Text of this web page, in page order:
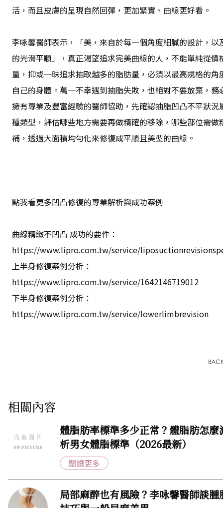
活，而且皮膚的呈現自然回彈，更加緊實、曲線更好看。
李咏馨醫師表示，「美，來自於每一個角度細膩的設計，以
的光滑平順」，真正渴望追求完美曲線的人，不能單純從價
量，抑或一昧追求抽取越多的脂肪量，必須以最高規格的角
自己的身體。萬一不幸遇到抽脂失敗，也絕對不要放棄，務
擁有專業及豐富經驗的醫師協助，先確認抽脂凹凸不平狀況
種類型，評估哪些地方需要再做精確的移除，哪些部位需做
補，透過大面積均勻化來修復成平順且美型的曲線。
點我看更多凹凸修復的專業解析與成功案例
曲線精緻不凹凸 成功的要件 ：
https://www.lipro.com.tw/service/
上半身修復案例分析 ：
https://www.lipro.com.tw/service/1642146719012
下半身修復案例分析 ：
https://www.lipro.com.tw/service/lowerlimbrevision
相關內容
體脂肪率標準多少正常？體脂肪怎麼
析男女體脂標準（2026最新）
閱讀更多
局部麻醉也有風險？李咏馨醫師談腫